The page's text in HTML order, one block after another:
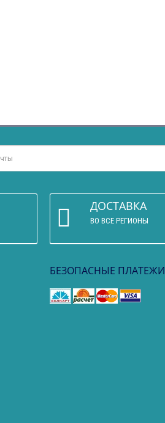
ДОСТАВКА
ВО ВСЕ РЕГИОНЫ
БЕЗОПАСНЫЕ ПЛАТЕЖИ